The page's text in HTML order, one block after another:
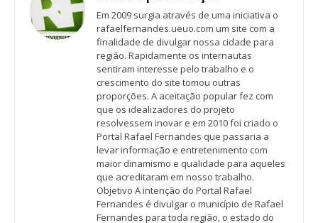
Em 2009 surgia através de uma iniciativa o
rafaelfernandes.ueuo.com um site com a
finalidade de divulgar nossa cidade para
região. Rapidamente os internautas
sentiram interesse pelo trabalho e o
crescimento do site tomou outras
proporções. A aceitação popular fez com
que os idealizadores do projeto
resolvessem inovar e em 2010 foi criado o
Portal Rafael Fernandes que passaria a
levar informação e entretenimento com
maior dinamismo e qualidade para aqueles
que acreditaram em nosso trabalho.
Objetivo A intenção do Portal Rafael
Fernandes é divulgar o município de Rafael
Fernandes para toda região, o estado do